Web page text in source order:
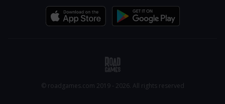
© roadgames.com 2019 - 2026. All rights reserved